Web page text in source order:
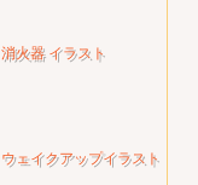
消火器 イラスト
ウェイクアップイラスト